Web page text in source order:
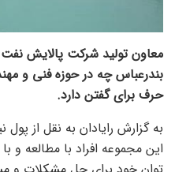
معاون تولید شرکت پالایش
بندرعباس چه در حوزه فنی و
حرف برای گفتن دارد.
به گزارش رایادان به نقل از
این مجموعه افراد با مطالعه و